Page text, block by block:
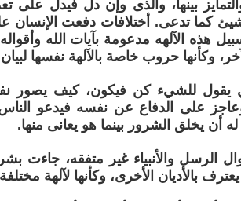
والتمايز بينها، والذى وإن دل فيدل
كما تدعى. أختلافات دفعت الإنسان
هذه الآلهه مدعومة بآيات الله
وكأنها حروب خاصة بالآلهة نفسها
يقول للشيء كن فيكون، كيف يصور
على الدفاع عن نفسه فيدعو
أن يخلق الشرور بينما هو يعانى منها.
الرسل والأنبياء غير متفقه، جاءت
بالأديان الأخرى، وكأنها لآلهة